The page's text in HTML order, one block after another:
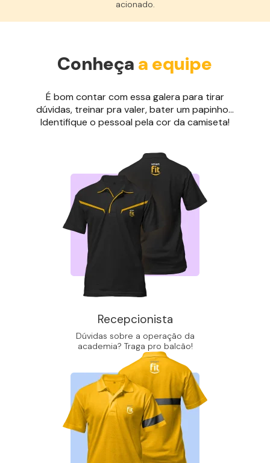
acionado.
Conheça a equipe
É bom contar com essa galera para tirar
dúvidas, treinar pra valer, bater um papinho...
Identifique o pessoal pela cor da camiseta!
Recepcionista
Dúvidas sobre a operação da
academia? Traga pro balcão!